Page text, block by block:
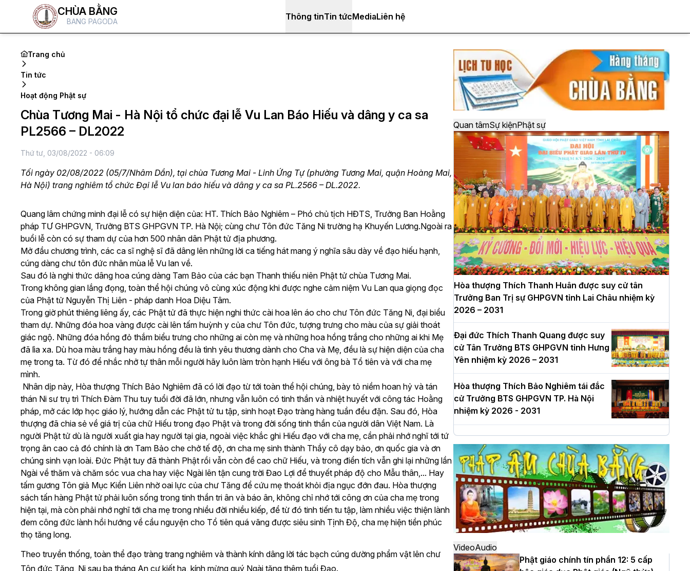
CHÙA BẰNG
BANG PAGODA Thông tinTin tứcMediaLiên hệ
Trang chủ
Tin tức
Hoạt động Phật sự
Chùa Tương Mai - Hà Nội tổ chức đại lễ Vu Lan Báo Hiếu và dâng y ca sa
PL2566 – DL2022
Thứ tư, 03/08/2022 - 06:09
Tối ngày 02/08/2022 (05/7/Nhâm Dần), tại chùa Tương Mai - Linh Ứng Tự (phường Tương Mai, quận Hoàng Mai,
Hà Nội) trang nghiêm tổ chức Đại lễ Vu lan báo hiếu và dâng y ca sa PL.2566 – DL.2022.
Quang lâm chứng minh đại lễ có sự hiện diện của: HT. Thích Bảo Nghiêm – Phó chủ tịch HĐTS, Trưởng Ban Hoằng
pháp TƯ GHPGVN, Trưởng BTS GHPGVN TP. Hà Nội; cùng chư Tôn đức Tăng Ni trường hạ Khuyến Lương.Ngoài ra
buổi lễ còn có sự tham dự của hơn 500 nhân dân Phật tử địa phương.
Mở đầu chương trình, các ca sĩ nghệ sĩ đã dâng lên những lời ca tiếng hát mang ý nghĩa sâu dày về đạo hiếu hạnh,
cúng dàng chư tôn đức nhân mùa lễ Vu lan về.
Sau đó là nghi thức dâng hoa cúng dàng Tam Bảo của các bạn Thanh thiếu niên Phật tử chùa Tương Mai.
Trong không gian lắng đọng, toàn thể hội chúng vô cùng xúc động khi được nghe cảm niệm Vu Lan qua giọng đọc
của Phật tử Nguyễn Thị Liên - pháp danh Hoa Diệu Tâm.
Trong giờ phút thiêng liêng ấy, các Phật tử đã thực hiện nghi thức cài hoa lên áo cho chư Tôn đức Tăng Ni, đại biểu
tham dự. Những đóa hoa vàng được cài lên tấm huỳnh y của chư Tôn đức, tượng trưng cho màu của sự giải thoát
giác ngộ. Những đóa hồng đỏ thắm biểu trưng cho những ai còn mẹ và những hoa hồng trắng cho những ai khi Mẹ
đã lìa xa. Dù hoa màu trắng hay màu hồng đều là tình yêu thương dành cho Cha và Mẹ, đều là sự hiện diện của cha
mẹ trong ta. Từ đó để nhắc nhở tự thân mỗi người hãy luôn làm tròn hạnh Hiếu với ông bà Tổ tiên và với cha mẹ
mình.
Nhân dịp này, Hòa thượng Thích Bảo Nghiêm đã có lời đạo từ tới toàn thể hội chúng, bày tỏ niềm hoan hỷ và tán
thán Ni sư trụ trì Thích Đàm Thu tuy tuổi đời đã lớn, nhưng vẫn luôn có tinh thần và nhiệt huyết với công tác Hoằng
pháp, mở các lớp học giáo lý, hướng dẫn các Phật tử tu tập, sinh hoạt Đạo tràng hàng tuần đều đặn. Sau đó, Hòa
thượng đã chia sẻ về giá trị của chữ Hiếu trong đạo Phật và trong đời sống tinh thần của người dân Việt Nam. Là
người Phật tử dù là người xuất gia hay người tại gia, ngoài việc khắc ghi Hiếu đạo với cha mẹ, cần phải nhớ nghĩ tới tứ
trọng ân cao cả đó chính là ơn Tam Bảo che chở tế độ, ơn cha mẹ sinh thành Thầy cô dạy bảo, ơn quốc gia và ơn
chúng sinh vạn loài. Đức Phật tuy đã thành Phật rồi vẫn còn đề cao chữ Hiếu, và trong điển tích vẫn ghi lại những lần
Ngài về thăm và chăm sóc vua cha hay việc Ngài lên tận cung trời Đao Lợi để thuyết pháp độ cho Mẫu thân,... Hay
tấm gương Tôn giả Mục Kiền Liên nhờ oai lực của chư Tăng để cứu mẹ thoát khỏi địa ngục đớn đau. Hòa thượng
sách tấn hàng Phật tử phải luôn sống trong tinh thần tri ân và báo ân, không chỉ nhớ tới công ơn của cha mẹ trong
hiện tại, mà còn phải nhớ nghĩ tới cha mẹ trong nhiều đời nhiều kiếp, để từ đó tinh tiến tu tập, làm nhiều việc thiện lành
đem công đức lành hồi hướng về cầu nguyện cho Tổ tiên quá vãng được siêu sinh Tịnh Độ, cha mẹ hiện tiền phúc
thọ tăng long.
Theo truyền thống, toàn thể đạo tràng trang nghiêm và thành kính dâng lời tác bạch cúng dường phẩm vật lên chư
Tôn đức Tăng, Ni sau ba tháng An cư kiết hạ, kính mừng quý Ngài tăng thêm tuổi Đạo.
Quan tâmSự kiệnPhật sự
Hòa thượng Thích Thanh Huân được suy cử tân
Trưởng Ban Trị sự GHPGVN tỉnh Lai Châu nhiệm kỳ
2026 – 2031
Đại đức Thích Thanh Quang được suy
cử Tân Trưởng BTS GHPGVN tỉnh Hưng
Yên nhiệm kỳ 2026 – 2031
Hòa thượng Thích Bảo Nghiêm tái đắc
cử Trưởng BTS GHPGVN TP. Hà Nội
nhiệm kỳ 2026 - 2031
Hà Nội: Long trọng lễ khởi công xây
dựng Trung tâm văn hóa Phật giáo Thủ
đô
Hà Nội: Ngày tu học cuối cùng khép lại
khóa sinh hoạt Phật pháp mùa hè lần
thứ XIV tại chùa Bằng
VideoAudio
Phật giáo chính tín phần 12: 5 cấp